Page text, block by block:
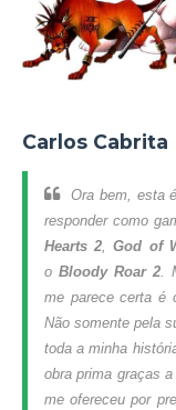
Carlos Cabrita
Ora bem, esta
responder como
Hearts 2 ,God of
o Bloody Roar 2.
me parece certa é
Não somente pela
toda a minha
obra prima graças
me ofereceu por